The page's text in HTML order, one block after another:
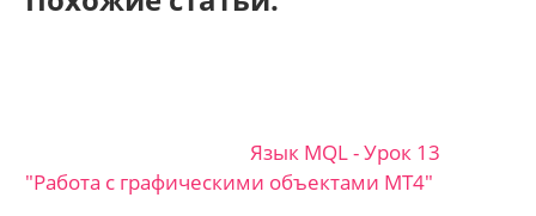
Язык MQL - Урок 13
"Работа с графическими объектами MT4"